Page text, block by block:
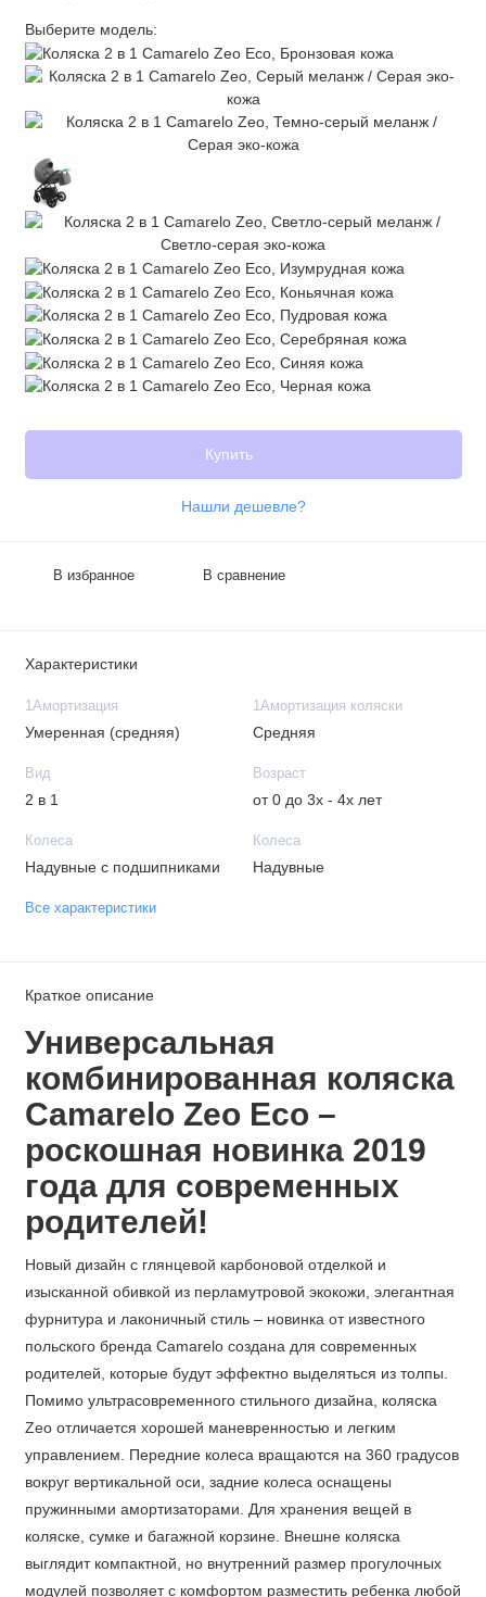
Выберите модель:
Купить
Нашли дешевле?
В избранное В сравнение
Характеристики
1Амортизация
Умеренная (средняя)
1Амортизация коляски
Средняя
Вид
2 в 1
Возраст
от 0 до 3х - 4х лет
Колеса
Надувные с подшипниками
Колеса
Надувные
Все характеристики
Краткое описание
Универсальная
комбинированная коляска
Camarelo Zeo Eco –
роскошная новинка 2019
года для современных
родителей!
Новый дизайн с глянцевой карбоновой отделкой и
изысканной обивкой из перламутровой экокожи, элегантная
фурнитура и лаконичный стиль – новинка от известного
польского бренда Camarelo создана для современных
родителей, которые будут эффектно выделяться из толпы.
Помимо ультрасовременного стильного дизайна, коляска
Zeo отличается хорошей маневренностью и легким
управлением. Передние колеса вращаются на 360 градусов
вокруг вертикальной оси, задние колеса оснащены
пружинными амортизаторами. Для хранения вещей в
коляске, сумке и багажной корзине. Внешне коляска
выглядит компактной, но внутренний размер прогулочных
модулей позволяет с комфортом разместить ребенка любой